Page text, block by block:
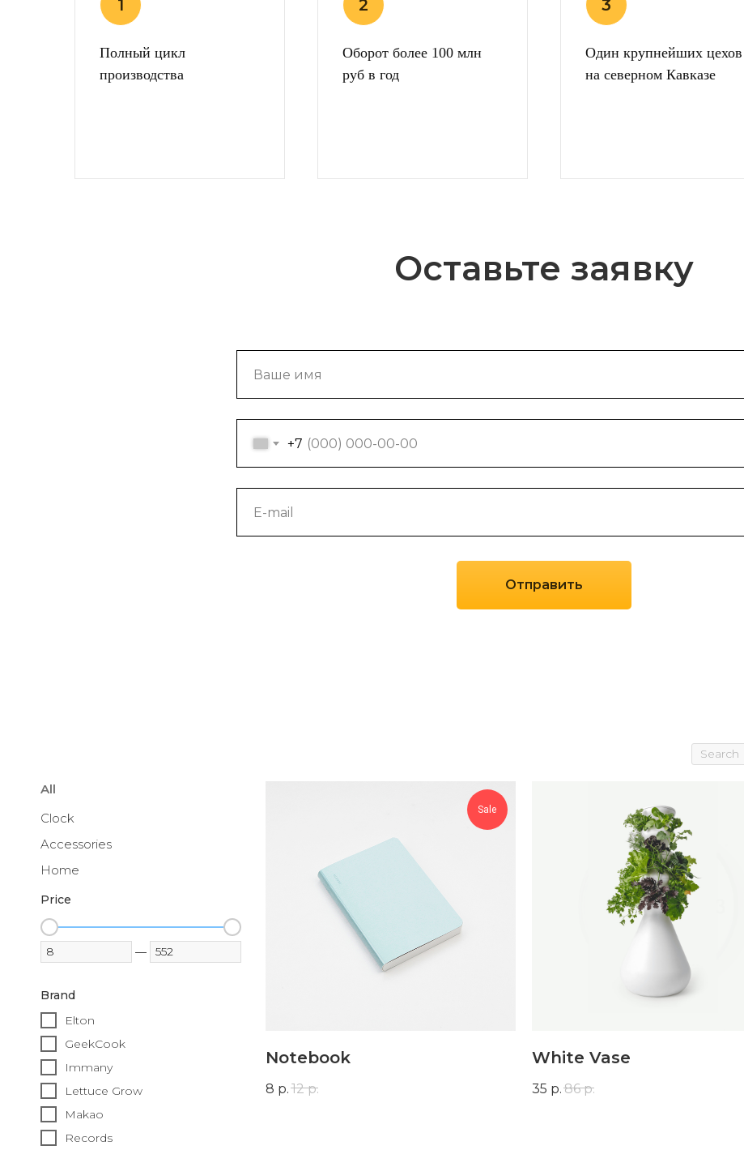
Полный цикл
производства
Оборот более 100 млн
руб в год
Один крупнейших цехов
на северном Кавказе
Оставьте заявку
+7
Отправить
All
Clock
Accessories
Home
Price
—
Brand
Elton
GeekCook
Immany
Lettuce Grow
Makao
Records
Sale
Notebook
8 р. 12 р.
White Vase
35 р.86 р.